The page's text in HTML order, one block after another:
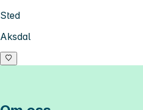
Sted
Aksdal